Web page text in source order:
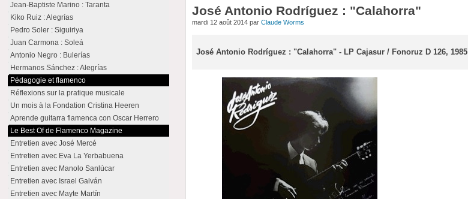
José Antonio Rodríguez : "Calahorra"
mardi 12 août 2014 parClaude Worms
José Antonio Rodríguez : "Calahorra" - LP Cajasur / Fonoruz D 126, 1985
Jean-Baptiste Marino : Taranta
Kiko Ruiz : Alegrías
Pedro Soler : Siguiriya
Juan Carmona : Soleá
Antonio Negro : Bulerías
Hermanos Sánchez : Alegrías
Pédagogie et flamenco
Réflexions sur la pratique musicale
Un mois à la Fondation Cristina Heeren
Aprende guitarra flamenca con Oscar Herrero
Le Best Of de Flamenco Magazine
Entretien avec José Mercé
Entretien avec Eva La Yerbabuena
Entretien avec Manolo Sanlúcar
Entretien avec Israel Galván
Entretien avec Mayte Martín